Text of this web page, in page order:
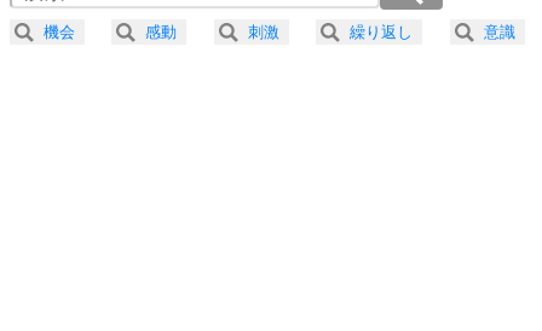
プラス思考
2.5倍速 （193KB 49秒）
3.0倍速 （161KB 41秒）
機会 感動 刺激 繰り返し 意識